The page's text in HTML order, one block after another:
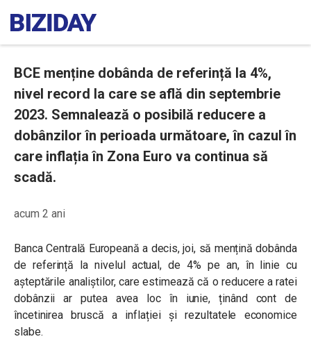
BCE menține dobânda de referință la 4%,
nivel record la care se află din septembrie
2023. Semnalează o posibilă reducere a
dobânzilor în perioada următoare, în cazul în
care inflația în Zona Euro va continua să
scadă.
acum 2 ani
Banca Centrală Europeană a decis, joi, să mențină dobânda
de referință la nivelul actual, de 4% pe an, în linie cu
așteptările analiștilor, care estimează că o reducere a ratei
dobânzii ar putea avea loc în iunie, ținând cont de
încetinirea bruscă a inflației și rezultatele economice
slabe.